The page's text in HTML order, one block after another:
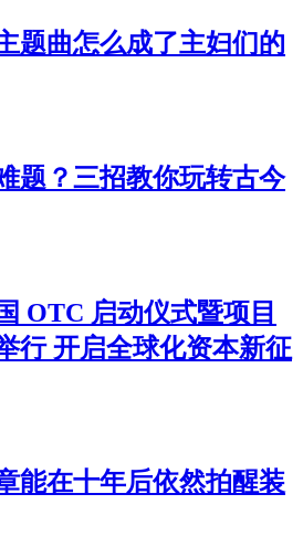
题曲怎么成了主妇们的
题？三招教你玩转古今
OTC 启动仪式暨项目
行 开启全球化资本新征
能在十年后依然拍醒装